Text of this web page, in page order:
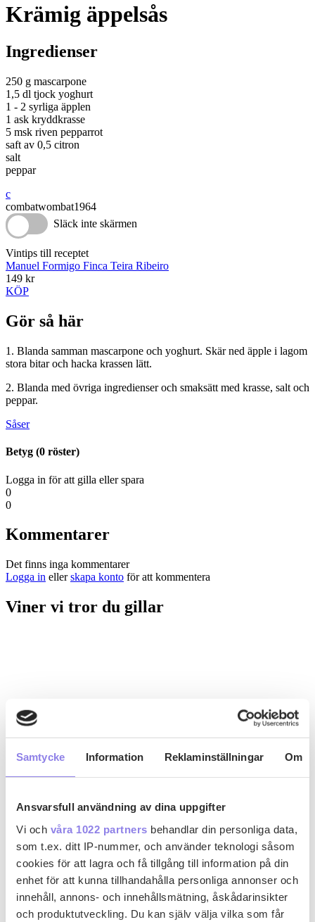
Samtycke Information Reklaminställningar Om
Ansvarsfull användning av dina uppgifter
Vi och våra 1022 partners behandlar din personliga data,
som t.ex. ditt IP-nummer, och använder teknologi såsom
cookies för att lagra och få tillgång till information på din
enhet för att kunna tillhandahålla personliga annonser och
innehåll, annons- och innehållsmätning, åskådarinsikter
och produktutveckling. Du kan själv välja vilka som får
Krämig äppelsås
Ingredienser
250 g mascarpone
1,5 dl tjock yoghurt
1 - 2 syrliga äpplen
1 ask kryddkrasse
5 msk riven pepparrot
saft av 0,5 citron
salt
peppar
c
combatwombat1964
Släck inte skärmen
Vintips till receptet
Manuel Formigo Finca Teira Ribeiro
149 kr
KÖP
Gör så här
1. Blanda samman mascarpone och yoghurt. Skär ned äpple i lagom
stora bitar och hacka krassen lätt.
2. Blanda med övriga ingredienser och smaksätt med krasse, salt och
peppar.
Såser
Betyg (0 röster)
Logga in för att gilla eller spara
0
0
Kommentarer
Det finns inga kommentarer
Logga in ellerskapa konto för att kommentera
Viner vi tror du gillar